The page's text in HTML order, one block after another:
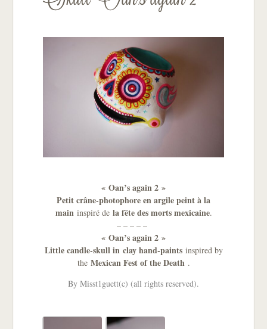
« Oan’s again 2 »
Petit crâne-photophore en argile peint à la
main inspiré de la fête des morts mexicaine.
– – – – –
« Oan’s again 2 »
Little candle-skull in clay hand-paintsinspired by
the Mexican Fest of the Death.
By Misst1guett(c) (all rights reserved).